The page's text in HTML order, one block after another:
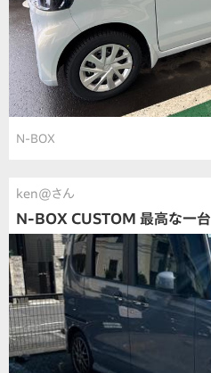
N-BOX
ken@さん
N-BOX CUSTOM 最高な一台